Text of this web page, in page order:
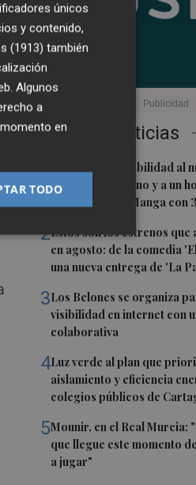
Últimas Noticias
1 San Javier da viabilidad al
transporte urbano y a un
estrellas en La Manga con
2Estos son los estrenos
en agosto: de la comedia
una nueva entrega de 'La
3Los Belones se organiza
visibilidad en internet con
colaborativa
4Luz verde al plan que
aislamiento y eficiencia
colegios públicos de
5Mounir, en el Real Murcia:
que llegue este momento
a jugar"
únicos
y contenido,
(1913) también
Algunos
a
en
TODO